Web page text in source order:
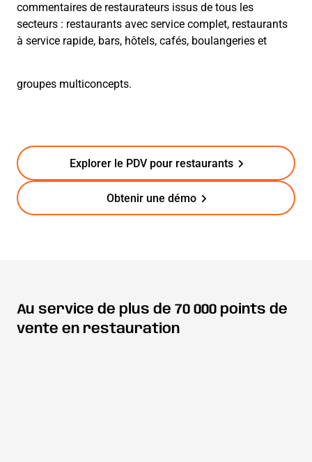
commentaires de restaurateurs issus de tous les
secteurs : restaurants avec service complet, restaurants
à service rapide, bars, hôtels, cafés, boulangeries et
groupes multiconcepts.
Explorer le PDV pour restaurants
Obtenir une démo
Au service de plus de 70 000 points de
vente en restauration